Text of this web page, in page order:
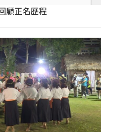
顧正名歷程